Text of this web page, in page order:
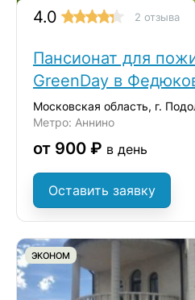
4.0 2 отзыва
Пансионат для
GreenDay в
Метро: Аннино
от 900 ₽ в день
Оставить заявку
ЭКОНОМ